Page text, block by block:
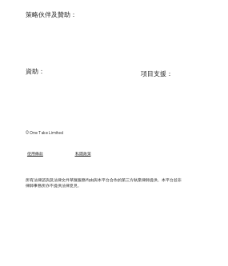
​策略伙伴及贊助：
資助： 項目支援：
© One Take Limited
使用條款
所有法律諮詢及法律文件草擬服務均由與本平台合作的第三方執業律師提供。本平台並非
律師事務所亦不提供法律意見。
​私隱政策